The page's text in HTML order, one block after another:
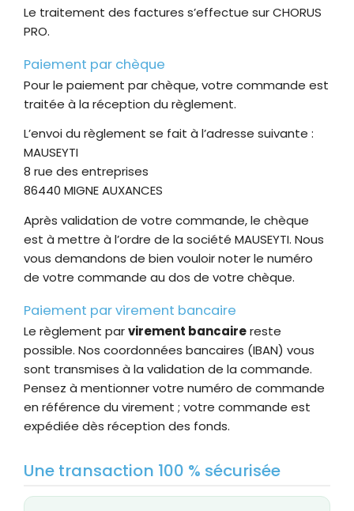
Le traitement des factures s’effectue sur CHORUS
PRO.
Paiement par chèque
Pour le paiement par chèque, votre commande est
traitée à la réception du règlement.
L’envoi du règlement se fait à l’adresse suivante :
MAUSEYTI
8 rue des entreprises
86440 MIGNE AUXANCES
Après validation de votre commande, le chèque
est à mettre à l’ordre de la société MAUSEYTI. Nous
vous demandons de bien vouloir noter le numéro
de votre commande au dos de votre chèque.
Paiement par virement bancaire
Le règlement parvirement bancairereste
possible. Nos coordonnées bancaires (IBAN) vous
sont transmises à la validation de la commande.
Pensez à mentionner votre numéro de commande
en référence du virement ; votre commande est
expédiée dès réception des fonds.
Une transaction 100 % sécurisée